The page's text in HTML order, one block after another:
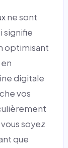
ne sont
signifie
optimisant
digitale
vos
soyez
que